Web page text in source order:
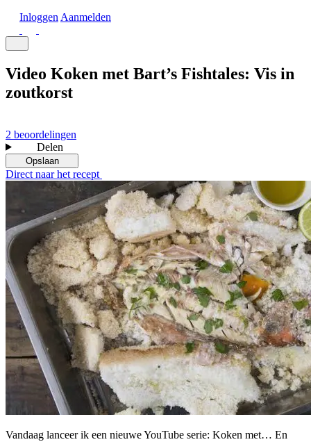
Inloggen Aanmelden
Video Koken met Bart’s Fishtales: Vis in
zoutkorst
2 beoordelingen
Delen
Opslaan
Direct naar het recept
Vandaag lanceer ik een nieuwe YouTube serie: Koken met… En